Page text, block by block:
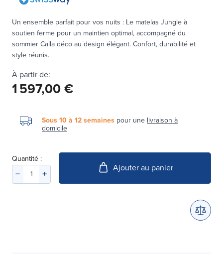
Un ensemble parfait pour vos nuits : Le matelas Jungle à
soutien ferme pour un maintien optimal, accompagné du
sommier Calla déco au design élégant. Confort, durabilité et
style réunis.
À partir de:
1 597,00 €
Sous 10 à 12 semaines pour une livraison à
domicile
Quantité :
Ajouter au panier